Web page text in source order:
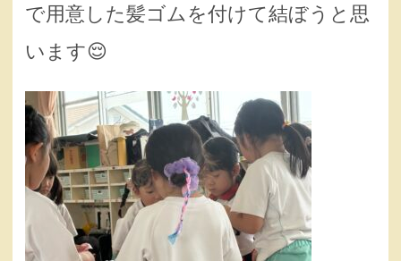
で用意した髪ゴムを付けて結ぼうと思
います😌